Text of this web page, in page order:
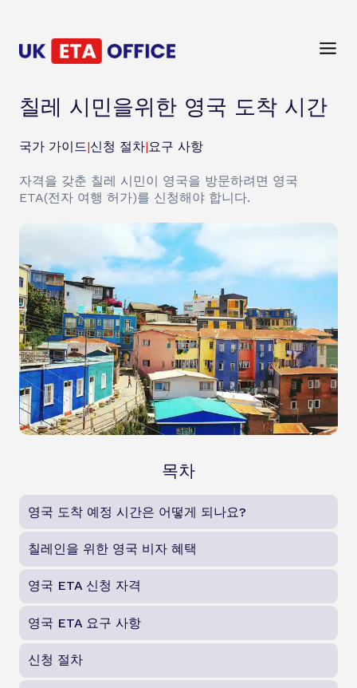
칠레 시민을위한 영국 도착 시간
국가 가이드|신청 절차|요구 사항
자격을 갖춘 칠레 시민이 영국을 방문하려면 영국
ETA(전자 여행 허가)를 신청해야 합니다.
목차
영국 도착 예정 시간은 어떻게 되나요?
칠레인을 위한 영국 비자 혜택
영국 ETA 신청 자격
영국 ETA 요구 사항
신청 절차